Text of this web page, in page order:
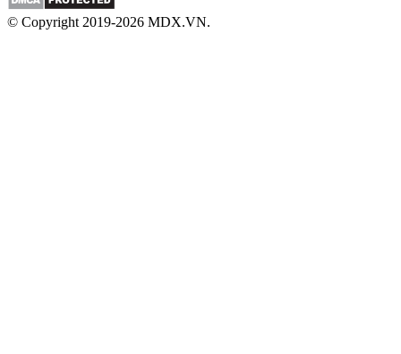
© Copyright 2019-2026 MDX.VN.